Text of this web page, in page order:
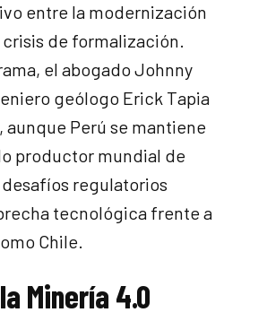
entre la modernización
de formalización.
el abogado Johnny
geólogo Erick Tapia
aunque Perú se mantiene
productor mundial de
regulatorios
tecnológica frente a
Chile.
Minería 4.0